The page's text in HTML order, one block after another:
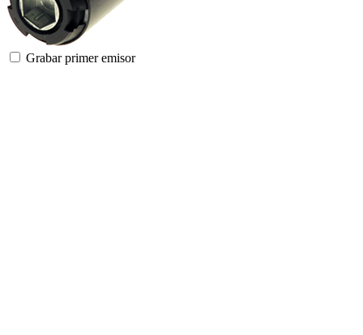
Grabar primer emisor